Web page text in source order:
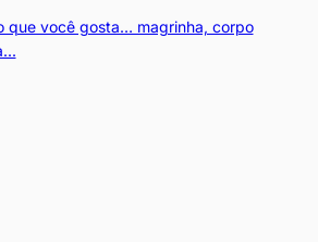
que você gosta… magrinha, corpo